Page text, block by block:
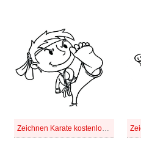
Zeichnen Karate kostenlos für Kinder